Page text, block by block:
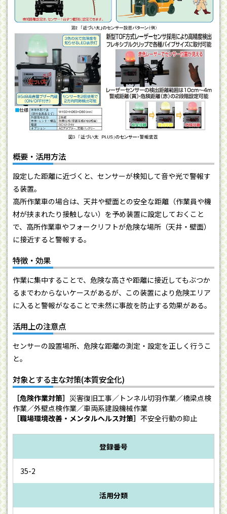
概要・活用方法
設定した距離に近づくと、センサーが検知して音や光で警報す
る装置。
高所作業車の場合は、天井や壁面との安全な距離（作業員や機
材が挟まれたり接触しない）を予め装置に設定しておくこと
で、高所作業車やフォークリフトが危険な場所（天井・壁面）
に接近すると警報する。
特徴・効果
作業に集中することで、危険な高さや距離に接近してもぶつか
るまでわからないケースがあるが、この装置により危険エリア
に入ると警報がなることで未然に事故を防止する効果がある。
活用上の注意点
センサーの設置場所、危険な距離の測定・設定を正しく行うこ
と。
対象とする主な対策(本質安全化)
［危険作業対策］ 災害復旧工事／トンネル切羽作業／橋梁点検
作業／外壁点検作業／車両系建設機械作業
［職場環境改善・メンタルヘルス対策］ 不安全行動の抑止
登録番号
35-2
活用分類